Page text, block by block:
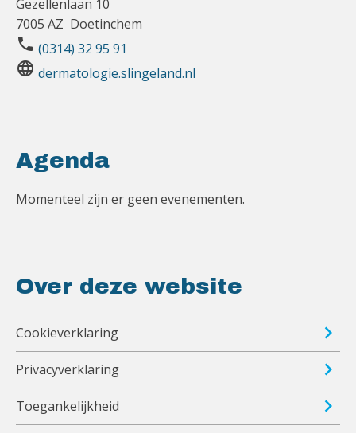
Gezellenlaan 10
7005 AZ Doetinchem
phone (0314) 32 95 91
language dermatologie.slingeland.nl
Agenda
Momenteel zijn er geen evenementen.
Over deze website
Cookieverklaring
Privacyverklaring
Toegankelijkheid